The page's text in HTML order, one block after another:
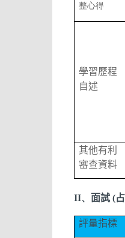
整心得
學習歷程
自述
其他有利
審查資料
II、 面試 (
評量指標